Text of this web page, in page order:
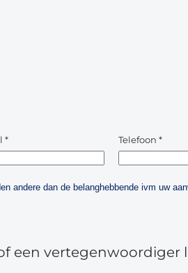
* Telefoon *
andere dan de belanghebbende ivm uw
een vertegenwoordiger